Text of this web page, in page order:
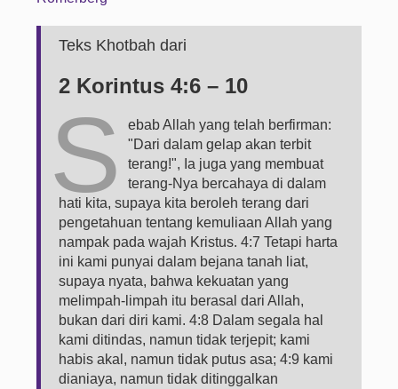
Teks Khotbah dari
2 Korintus 4:6 – 10
S
ebab Allah yang telah berfirman:
"Dari dalam gelap akan terbit
terang!", Ia juga yang membuat
terang-Nya bercahaya di dalam
hati kita, supaya kita beroleh terang dari
pengetahuan tentang kemuliaan Allah yang
nampak pada wajah Kristus. 4:7 Tetapi harta
ini kami punyai dalam bejana tanah liat,
supaya nyata, bahwa kekuatan yang
melimpah-limpah itu berasal dari Allah,
bukan dari diri kami. 4:8 Dalam segala hal
kami ditindas, namun tidak terjepit; kami
habis akal, namun tidak putus asa; 4:9 kami
dianiaya, namun tidak ditinggalkan